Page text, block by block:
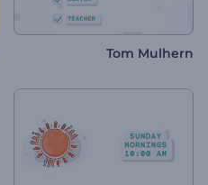
Tom Mulhern